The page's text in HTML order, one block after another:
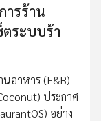
ารร้าน
ตระบบร้า
นอาหาร (F&B)
ประกาศ
อย่าง